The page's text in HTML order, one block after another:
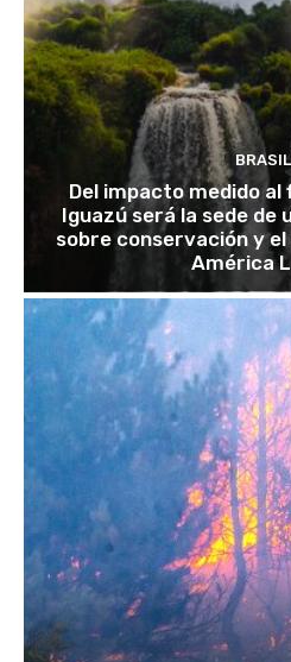
BRASIL
Del impacto medido
Iguazú será la sede de
sobre conservación y
América